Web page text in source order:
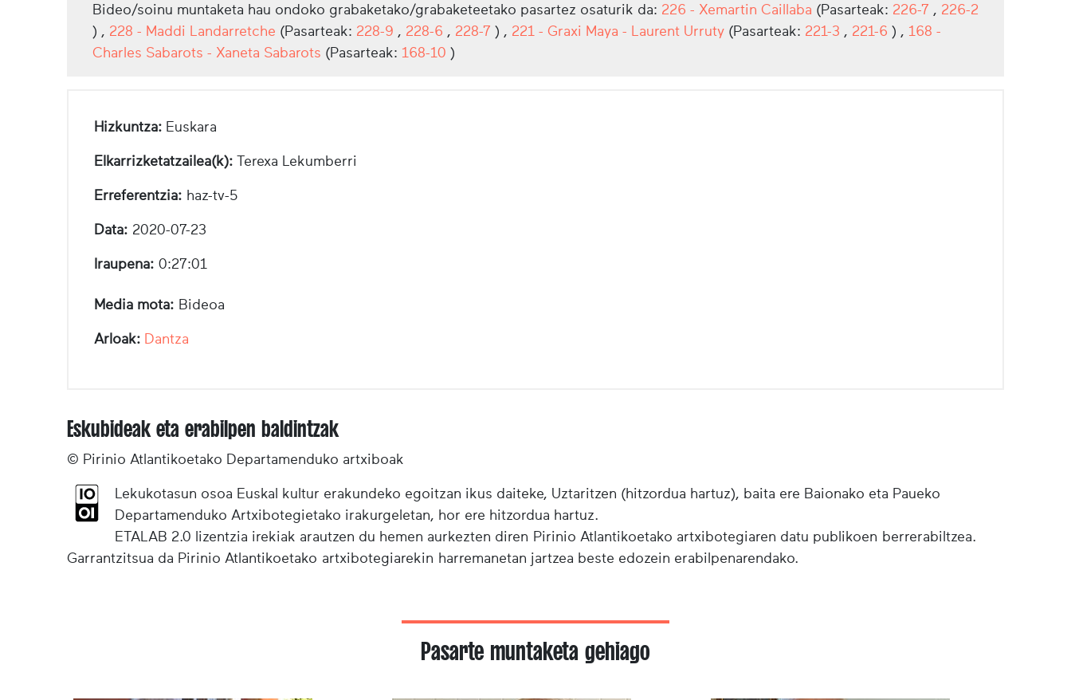
Bideo/soinu muntaketa hau ondoko grabaketako/grabaketeetako pasartez osaturik da: 226 - Xemartin Caillaba (Pasarteak: 226-7 , 226-2
) , 228 - Maddi Landarretche (Pasarteak: 228-9 , 228-6 , 228-7 ) , 221 - Graxi Maya - Laurent Urruty (Pasarteak: 221-3 , 221-6 ) , 168 -
Charles Sabarots - Xaneta Sabarots (Pasarteak: 168-10 )
Hizkuntza: Euskara
Elkarrizketatzailea(k): Terexa Lekumberri
Erreferentzia: haz-tv-5
Data: 2020-07-23
Iraupena: 0:27:01
Media mota: Bideoa
Arloak: Dantza
Eskubideak eta erabilpen baldintzak
© Pirinio Atlantikoetako Departamenduko artxiboak
Lekukotasun osoa Euskal kultur erakundeko egoitzan ikus daiteke, Uztaritzen (hitzordua hartuz), baita ere Baionako eta Paueko
Departamenduko Artxibotegietako irakurgeletan, hor ere hitzordua hartuz.
ETALAB 2.0 lizentzia irekiak arautzen du hemen aurkezten diren Pirinio Atlantikoetako artxibotegiaren datu publikoen berrerabiltzea.
Garrantzitsua da Pirinio Atlantikoetako artxibotegiarekin harremanetan jartzea beste edozein erabilpenarendako.
Pasarte muntaketa gehiago